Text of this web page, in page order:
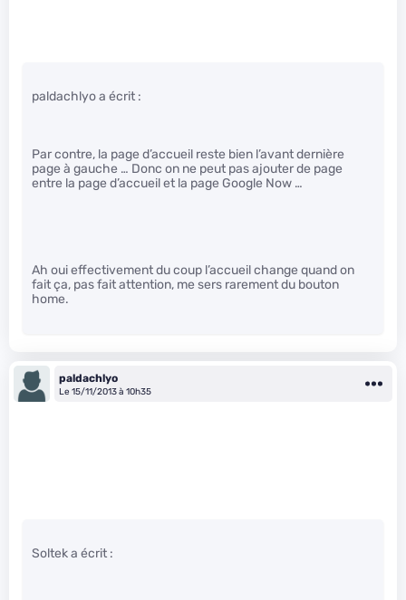
paldachlyo a écrit :
Par contre, la page d’accueil reste bien l’avant dernière
page à gauche … Donc on ne peut pas ajouter de page
entre la page d’accueil et la page Google Now …
Ah oui effectivement du coup l’accueil change quand on
fait ça, pas fait attention, me sers rarement du bouton
home.
paldachlyo
Le 15/11/2013 à 10h35
Soltek a écrit :